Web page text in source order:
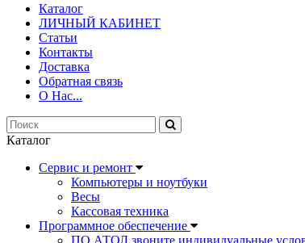
Каталог
ЛИЧНЫЙ КАБИНЕТ
Статьи
Контакты
Доставка
Обратная связь
О Нас...
Каталог
Сервис и ремонт
Компьютеры и ноутбуки
Весы
Кассовая техника
Программное обеспечение
ПО АТОЛ звоните индивидуальные